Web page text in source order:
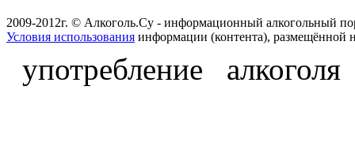
2009-2012г. © Алкоголь.Су - информационный алкогольный
Условия использования информации (контента), размещённой
употребление